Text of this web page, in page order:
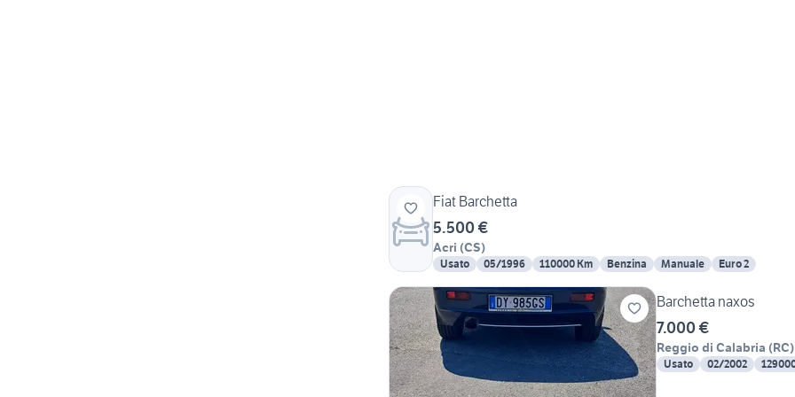
Fiat Barchetta
5.500 €
Acri (CS)
Usato 05/1996 110000 Km Benzina Manuale Euro 2
Barchetta naxos
7.000 €
Reggio di Calabria (RC)
Usato 02/2002